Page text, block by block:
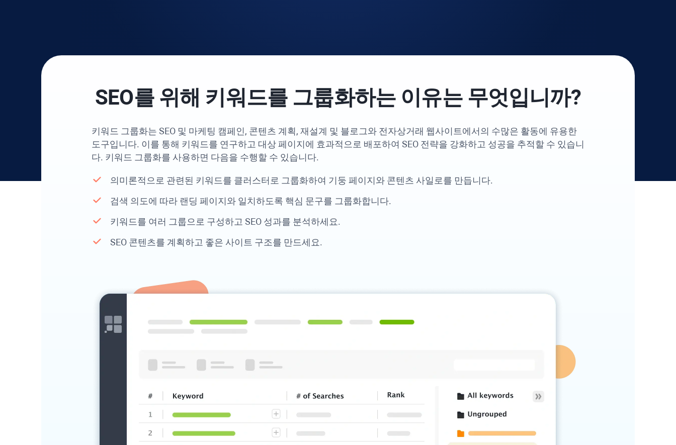
SEO를 위해 키워드를 그룹화하는 이유는 무엇입니까?
키워드 그룹화는 SEO 및 마케팅 캠페인, 콘텐츠 계획, 재설계 및 블로그와 전자상거래 웹사이트에서의 수많은 활동에 유용한
도구입니다. 이를 통해 키워드를 연구하고 대상 페이지에 효과적으로 배포하여 SEO 전략을 강화하고 성공을 추적할 수 있습니
다. 키워드 그룹화를 사용하면 다음을 수행할 수 있습니다.
의미론적으로 관련된 키워드를 클러스터로 그룹화하여 기둥 페이지와 콘텐츠 사일로를 만듭니다.
검색 의도에 따라 랜딩 페이지와 일치하도록 핵심 문구를 그룹화합니다.
키워드를 여러 그룹으로 구성하고 SEO 성과를 분석하세요.
SEO 콘텐츠를 계획하고 좋은 사이트 구조를 만드세요.